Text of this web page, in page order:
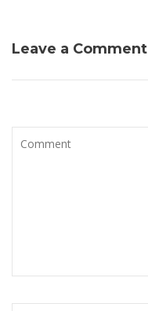
Leave a Comment